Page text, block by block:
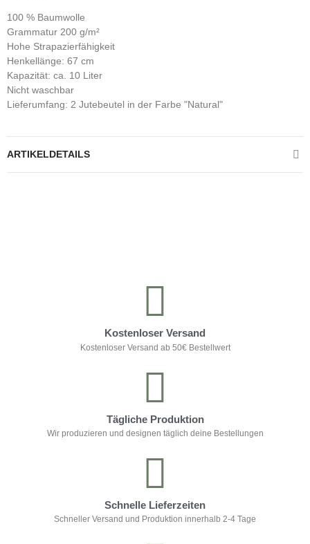
100 % Baumwolle
Grammatur 200 g/m²
Hohe Strapazierfähigkeit
Henkellänge: 67 cm
Kapazität: ca. 10 Liter
Nicht waschbar
Lieferumfang: 2 Jutebeutel in der Farbe "Natural"
ARTIKELDETAILS
Kostenloser Versand
Kostenloser Versand ab 50€ Bestellwert
Tägliche Produktion
Wir produzieren und designen täglich deine Bestellungen
Schnelle Lieferzeiten
Schneller Versand und Produktion innerhalb 2-4 Tage